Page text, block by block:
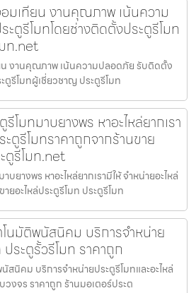
มเทียน งานคุณภาพ เน้นความ
ตูรีโมทโดยช่างติดตั้งประตูรีโมท
ท.net
น งานคุณภาพ เน้นความปลอดภัย รับติดตั้ง
ตูรีโมทผู้เชี่ยวชาญ ประตูรีโมท
โมทมาบยางพร หาอะไหล่ยากเรา
ะตูรีโมทราคาถูกจากร้านขาย
ตูรีโมท.net
ยางพร หาอะไหล่ยากเรามีให้ จำหน่ายอะไหล่
ยอะไหล่ประตูรีโมท ประตูรีโมท
นมัติพนัสนิคม บริการจำหน่าย
ระตูรั้วรีโมท ราคาถูก
สนิคม บริการจำหน่ายประตูรีโมทและอะไหล่
งจร ราคาถูก ร้านมอเตอร์ประต